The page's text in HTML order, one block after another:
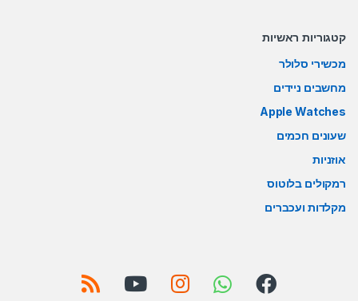
קטגוריות ראשיות
מכשירי סלולר
מחשבים ניידים
Apple Watches
שעונים חכמים
אוזניות
רמקולים בלוטוס
מקלדות ועכברים